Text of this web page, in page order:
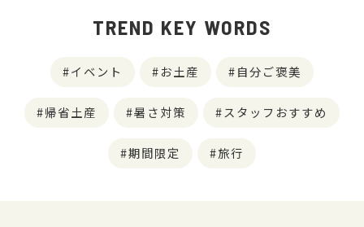
TREND KEY WORDS
イベント お土産 自分ご褒美
帰省土産 暑さ対策 スタッフおすすめ
期間限定 旅行